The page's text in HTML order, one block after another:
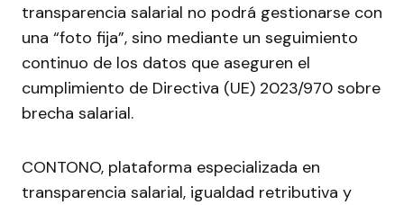
transparencia salarial no podrá gestionarse con
una “foto fija”, sino mediante un seguimiento
continuo de los datos que aseguren el
cumplimiento de Directiva (UE) 2023/970 sobre
brecha salarial.
CONTONO, plataforma especializada en
transparencia salarial, igualdad retributiva y